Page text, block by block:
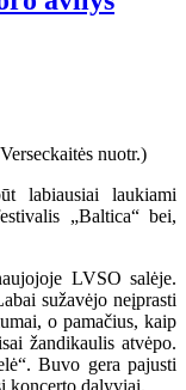
labiausiai laukiami
„Baltica“ bei,
LVSO salėje.
sužavėjo neįprasti
o pamačius, kaip
žandikaulis atvėpo.
Buvo gera pajusti